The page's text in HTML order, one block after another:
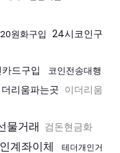
원화구입 24시코인구
드구입 코인전송대행
리움파는곳 이더리움
물거래 검돈현금화
계좌이체 테더개인거